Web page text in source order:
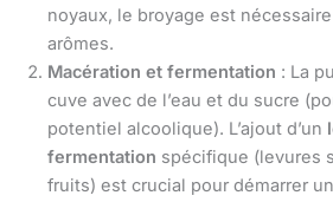
noyaux, le broyage est
arômes.
Macération et fermentation : La
cuve avec de l’eau et du sucre
potentiel alcoolique). L’ajout d’un
fermentation spécifique (levures
fruits) est crucial pour démarrer